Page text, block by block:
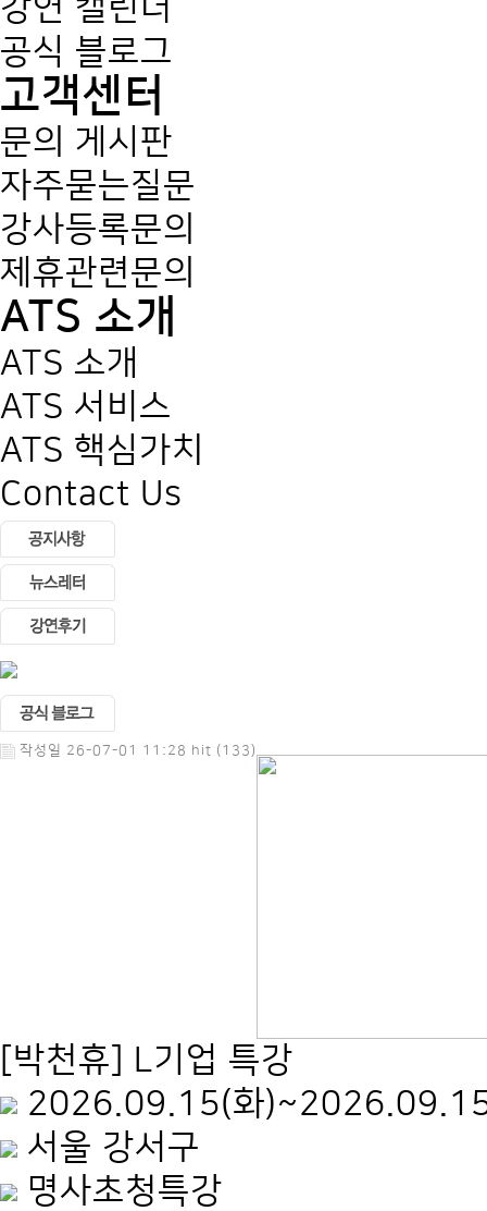
강연 캘린더
공식 블로그
고객센터
문의 게시판
자주묻는질문
강사등록문의
제휴관련문의
ATS 소개
ATS 소개
ATS 서비스
ATS 핵심가치
Contact Us
작성일 26-07-01 11:28 hit (133)
[박천휴] L기업 특강
2026.09.15(화
서울 강서구
명사초청특강